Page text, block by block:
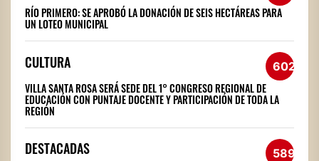
RÍO PRIMERO: SE APROBÓ LA DONACIÓN DE SEIS HECTÁREAS PARA
UN LOTEO MUNICIPAL
CULTURA 602
VILLA SANTA ROSA SERÁ SEDE DEL 1° CONGRESO REGIONAL DE
EDUCACIÓN CON PUNTAJE DOCENTE Y PARTICIPACIÓN DE TODA LA
REGIÓN
DESTACADAS 589